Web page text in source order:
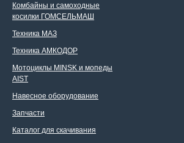
Комбайны и самоходные
косилки ГОМСЕЛЬМАШ
Техника МАЗ
Техника АМКОДОР
Мотоциклы MINSK и мопеды
AIST
Навесное оборудование
Запчасти
Каталог для скачивания